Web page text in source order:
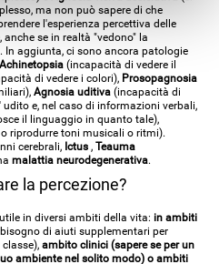
ma non può sapere di che
l'esperienza percettiva delle
se in realtà "vedono" la
In aggiunta, ci sono ancora patologie
Achinetopsia (incapacità di vedere il
di vedere i colori), Prosopagnosia
Agnosia uditiva (incapacità di
e, nel caso di informazioni verbali,
il linguaggio in quanto tale),
riprodurre toni musicali o ritmi).
cerebrali, Ictus,Teauma
malattia neurodegenerativa.
la percezione?
in diversi ambiti della vita: in ambiti
di aiuti supplementari per
classe),ambito clinici (sapere se per un
ambiente nel solito modo) oambiti